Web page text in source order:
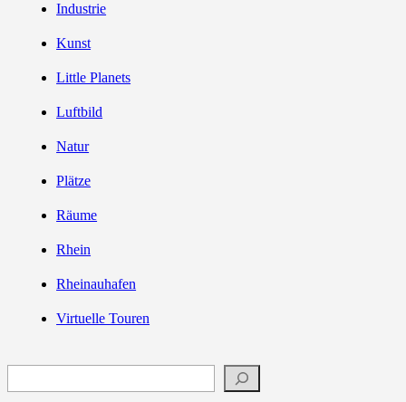
Industrie
Kunst
Little Planets
Luftbild
Natur
Plätze
Räume
Rhein
Rheinauhafen
Virtuelle Touren